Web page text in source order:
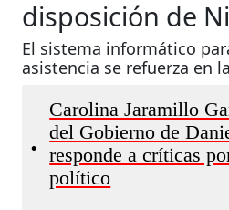
disposición de
El sistema informático
asistencia se refuerza en
•
Carolina Jaramillo
del Gobierno de
responde a críticas
político